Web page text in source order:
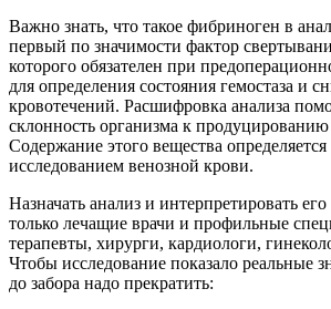
Важно знать, что такое фибриноген в
первый по значимости фактор
которого обязателен при
для определения состояния гемостаза и
кровотечений. Расшифровка анализа
склонность организма к
Содержание этого вещества
исследованием венозной крови.
Назначать анализ и интерпретировать
только лечащие врачи и профильные
терапевты, хирурги, кардиологи,
Чтобы исследование показало реальные
до забора надо прекратить: